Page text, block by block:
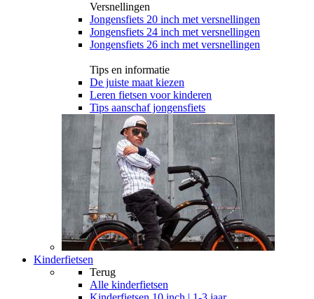
Versnellingen
Jongensfiets 20 inch met versnellingen
Jongensfiets 24 inch met versnellingen
Jongensfiets 26 inch met versnellingen
Tips en informatie
De juiste maat kiezen
Leren fietsen voor kinderen
Tips aanschaf jongensfiets
Kinderfietsen
Terug
Alle kinderfietsen